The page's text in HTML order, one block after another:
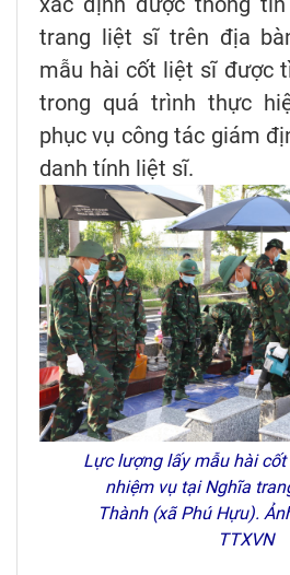
trang liệt sĩ trên địa
mẫu hài cốt liệt sĩ được
trong quá trình thực
phục vụ công tác giám
danh tính liệt sĩ.
Lực lượng lấy mẫu hài
nhiệm vụ tại Nghĩa
Thành (xã Phú Hựu).
TTXVN